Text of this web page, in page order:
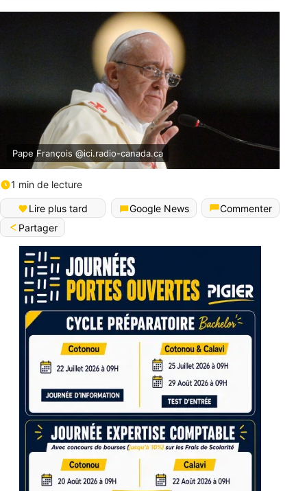
Pape François @ici.radio-canada.ca
1 min de lecture
Lire plus tard Google News
Commenter
Partager